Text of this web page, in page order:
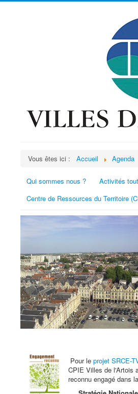
Vous êtes ici : Accueil Agenda
Qui sommes nous ? Activités
Centre de Ressources du Territoire
Pour le projet SRCE-
CPIE Villes de l'Artois
reconnu engagé dans la